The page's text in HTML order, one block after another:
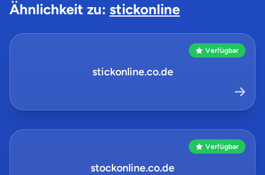
Ähnlichkeit zu: stickonline
Verfügbar
stickonline.co.de
Verfügbar
stockonline.co.de